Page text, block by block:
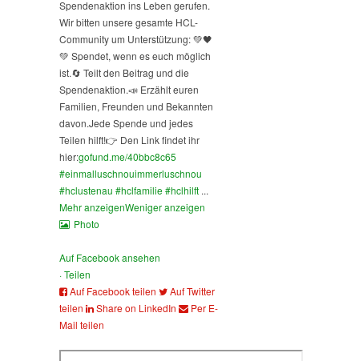
Spendenaktion ins Leben gerufen.
Wir bitten unsere gesamte HCL-
Community um Unterstützung: 💚🖤
💚 Spendet, wenn es euch möglich
ist.🔄 Teilt den Beitrag und die
Spendenaktion.📣 Erzählt euren
Familien, Freunden und Bekannten
davon.Jede Spende und jedes
Teilen hilft!👉 Den Link findet ihr
hier:gofund.me/40bbc8c65
#einmalluschnouimmerluschnou
#hclustenau #hclfamilie#hclhilft ...
Mehr anzeigenWeniger anzeigen
Photo
Auf Facebook ansehen
·Teilen
Auf Facebook teilen
Auf Twitter
teilen
Share on LinkedIn
Per E-
Mail teilen